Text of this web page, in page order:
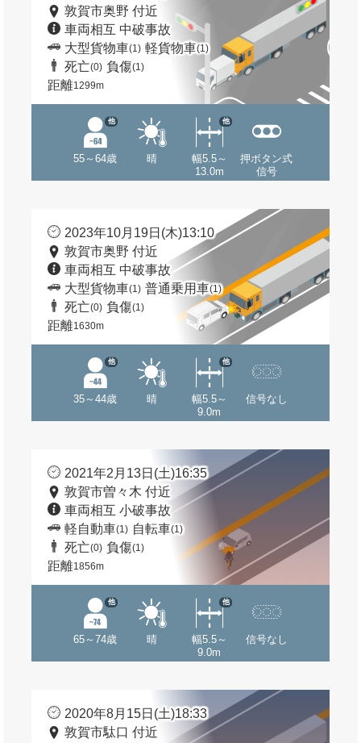
敦賀市奥野 付近
車両相互 中破事故
大型貨物車(1) 軽貨物車(1)
死亡(0) 負傷(1)
距離1299m
55～64歳
他
晴
幅5.5～
13.0m
他
押ボタン式
信号
2023年10月19日(木)13:10
敦賀市奥野 付近
車両相互 中破事故
大型貨物車(1) 普通乗用車(1)
死亡(0) 負傷(1)
距離1630m
35～44歳
他
晴
幅5.5～
9.0m
他
信号なし
2021年2月13日(土)16:35
敦賀市曽々木 付近
車両相互 小破事故
軽自動車(1) 自転車(1)
死亡(0) 負傷(1)
距離1856m
65～74歳
他
晴
幅5.5～
9.0m
他
信号なし
2020年8月15日(土)18:33
敦賀市駄口 付近